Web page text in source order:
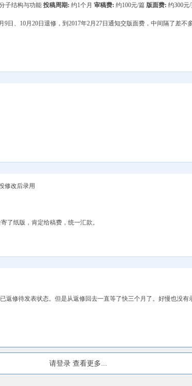
子结构与功能 投稿周期: 约1个月 审稿费: 约100元/篇 版面费: 约300元
9日、10月20日退修，到2017年2月27日通知交版面费，中间隔了差
修改后录用
了纸版，肯定给稿费，统一汇款。
返修待发表状态。但是从返修回去一直等了快三个月了。好慢也没有
请登录 查看更多...